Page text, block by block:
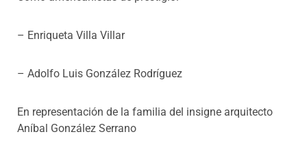
– Enriqueta Villa Villar
– Adolfo Luis González Rodríguez
En representación de la familia del insigne arquitecto
Aníbal González Serrano